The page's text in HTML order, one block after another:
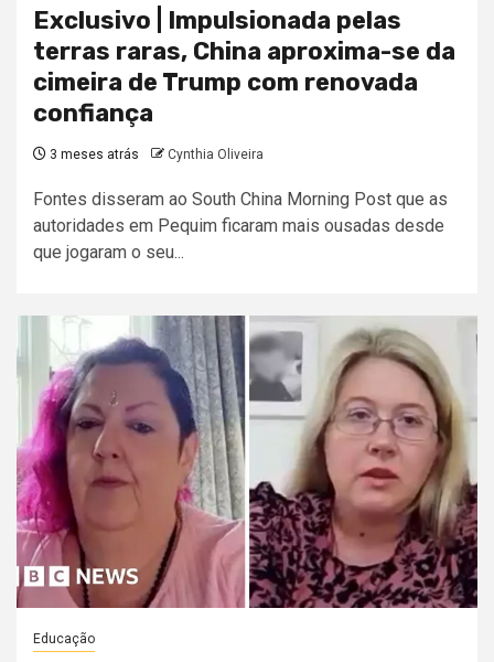
Exclusivo | Impulsionada pelas
terras raras, China aproxima-se da
cimeira de Trump com renovada
confiança
3 meses atrás Cynthia Oliveira
Fontes disseram ao South China Morning Post que as
autoridades em Pequim ficaram mais ousadas desde
que jogaram o seu...
Educação